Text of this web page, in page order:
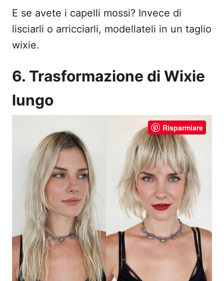
E se avete i capelli mossi? Invece di
lisciarli o arricciarli, modellateli in un taglio
wixie.
6. Trasformazione di Wixie
lungo
Risparmiare